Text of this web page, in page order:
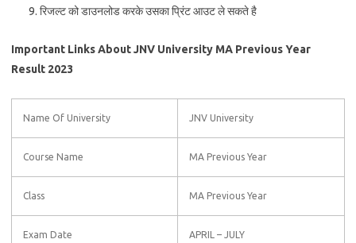
रिजल्ट को डाउनलोड करके उसका प्रिंट आउट ले सकते है
Important Links About JNV University MA Previous Year
Result 2023
Name Of University JNV University
Course Name MA Previous Year
Class MA Previous Year
Exam Date APRIL – JULY